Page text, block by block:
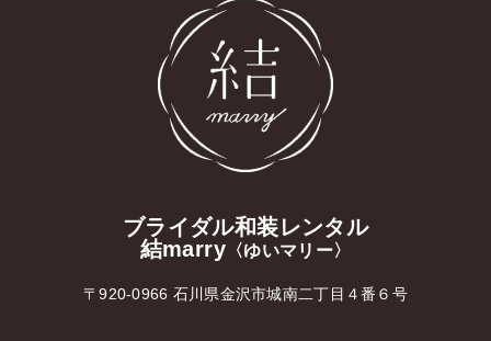
ブライダル和装レンタル
結marry 〈ゆいマリー〉
〒920-0966 石川県金沢市城南二丁目４番６号